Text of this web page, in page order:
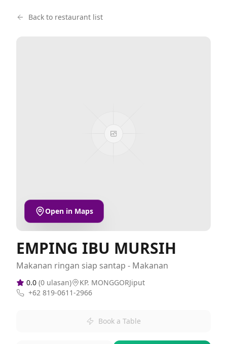
Back to restaurant list
Open in Maps
EMPING IBU MURSIH
Makanan ringan siap santap - Makanan
0.0 (0 ulasan)
KP. MONGGORJiput
+62 819-0611-2966
Book a Table